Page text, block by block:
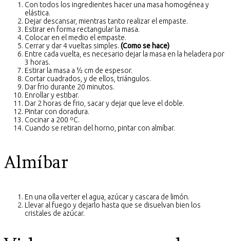
Con todos los ingredientes hacer una masa homogénea y
elástica.
Dejar descansar, mientras tanto realizar el empaste.
Estirar en forma rectangular la masa.
Colocar en el medio el empaste.
Cerrar y dar 4 vueltas simples. (Como se hace)
Entre cada vuelta, es necesario dejar la masa en la heladera por
3 horas.
Estirar la masa a ½ cm de espesor.
Cortar cuadrados, y de ellos, triángulos.
Dar frio durante 20 minutos.
Enrollar y estibar.
Dar 2 horas de frio, sacar y dejar que leve el doble.
Pintar con doradura.
Cocinar a 200 ºC.
Cuando se retiran del horno, pintar con almíbar.
Almíbar
En una olla verter el agua, azúcar y cascara de limón.
Llevar al fuego y dejarlo hasta que se disuelvan bien los
cristales de azúcar.